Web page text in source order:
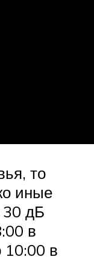
то
иные
30 дБ
в
10:00 в